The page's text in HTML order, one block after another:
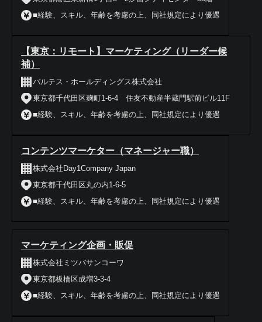
■経験、スキル、年齢を考慮の上、同社規定により優遇
【東京：リモート】マーケティング（リーダー候
補）
バルテス・ホールディングス株式会社
東京都千代田区麹町1-6-4 住友不動産半蔵門駅前ビル11F
■経験、スキル、年齢を考慮の上、同社規定により優遇
コンテンツマーケター（マネージャー職）
株式会社Day1Company Japan
東京都千代田区丸の内1-6-5
■経験、スキル、年齢を考慮の上、同社規定により優遇
マーケティング企画・販促
株式会社ミツバサンコーワ
東京都板橋区成増3-3-4
■経験、スキル、年齢を考慮の上、同社規定により優遇